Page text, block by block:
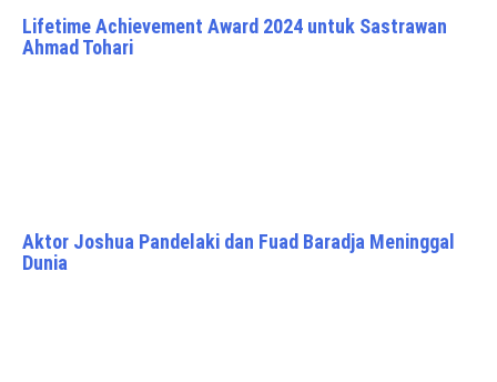
Lifetime Achievement Award 2024 untuk Sastrawan
Ahmad Tohari
Aktor Joshua Pandelaki dan Fuad Baradja Meninggal
Dunia